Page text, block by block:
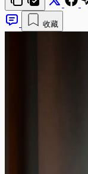
收藏